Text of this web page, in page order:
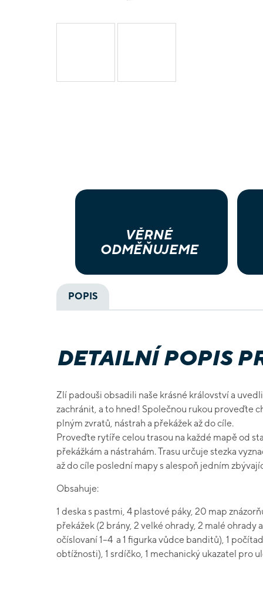
VĚRNÉ
ODMĚŇUJEME
POPIS
DETAILNÍ POPIS
Zlí padouši obsadili naše krásné království a
zachránit, a to hned! Společnou rukou proveďte
plným zvratů, nástrah a překážek až do cíle.
Proveďte rytíře celou trasou na každé mapě od
překážkám a nástrahám. Trasu určuje stezka
až do cíle poslední mapy s alespoň jedním
Obsahuje:
1 deska s pastmi, 4 plastové páky, 20 map
překážek (2 brány, 2 velké ohrady, 2 malé ohrady
očíslovaní 1–4 a 1 figurka vůdce banditů), 1
obtížnosti), 1 srdíčko, 1 mechanický ukazatel pro